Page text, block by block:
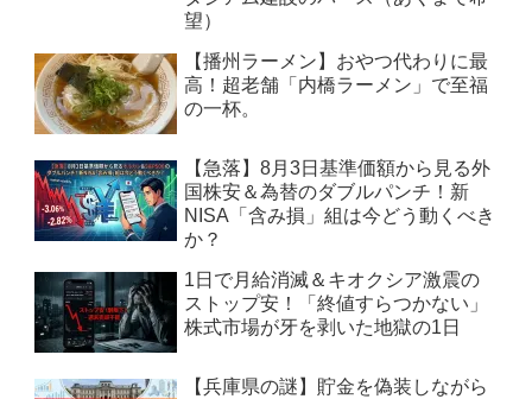
望）
【播州ラーメン】おやつ代わりに最
高！超老舗「内橋ラーメン」で至福
の一杯。
【急落】8月3日基準価額から見る外
国株安＆為替のダブルパンチ！新
NISA「含み損」組は今どう動くべき
か？
1日で月給消滅＆キオクシア激震の
ストップ安！「終値すらつかない」
株式市場が牙を剥いた地獄の1日
【兵庫県の謎】貯金を偽装しながら